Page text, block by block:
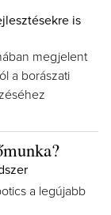
is
megjelent
a borászati
a legújabb